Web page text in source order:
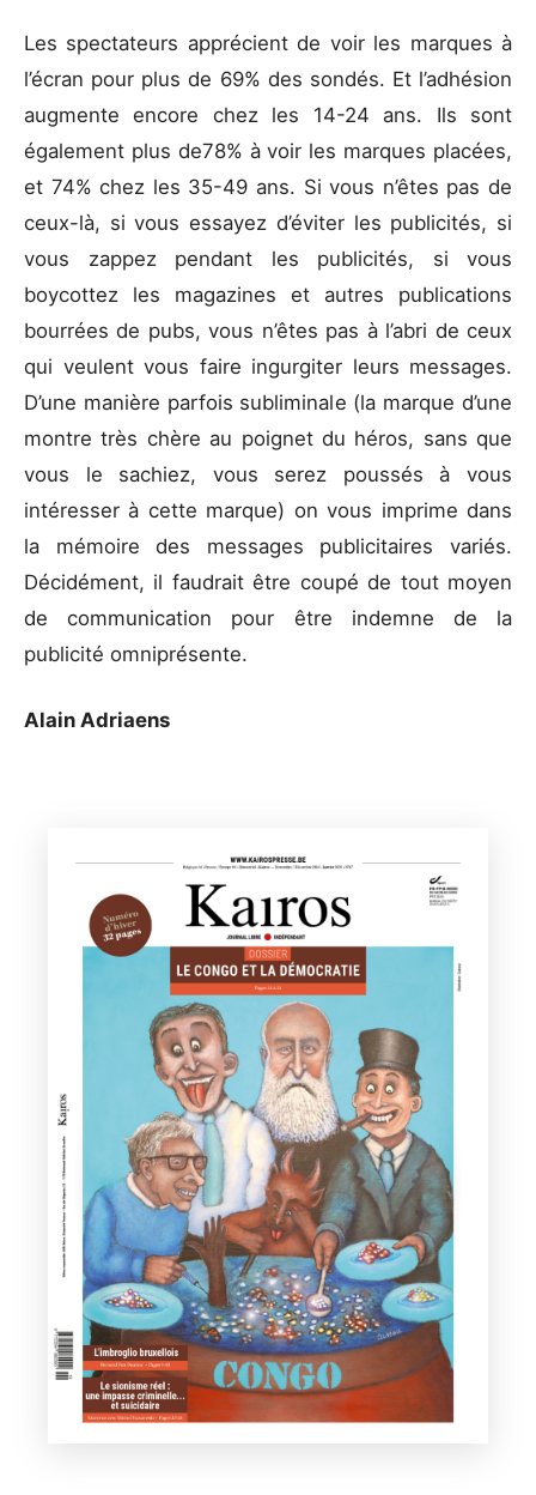
Les spectateurs apprécient de voir les marques à
l’écran pour plus de 69% des sondés. Et l’adhésion
augmente encore chez les 14-24 ans. Ils sont
également plus de78% à voir les marques placées,
et 74% chez les 35-49 ans. Si vous n’êtes pas de
ceux-là, si vous essayez d’éviter les publicités, si
vous zappez pendant les publicités, si vous
boycottez les magazines et autres publications
bourrées de pubs, vous n’êtes pas à l’abri de ceux
qui veulent vous faire ingurgiter leurs messages.
D’une manière parfois subliminale (la marque d’une
montre très chère au poignet du héros, sans que
vous le sachiez, vous serez poussés à vous
intéresser à cette marque) on vous imprime dans
la mémoire des messages publicitaires variés.
Décidément, il faudrait être coupé de tout moyen
de communication pour être indemne de la
publicité omniprésente.
Alain Adriaens